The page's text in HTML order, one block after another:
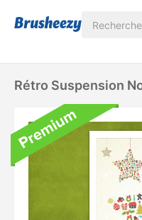
Rétro Suspension